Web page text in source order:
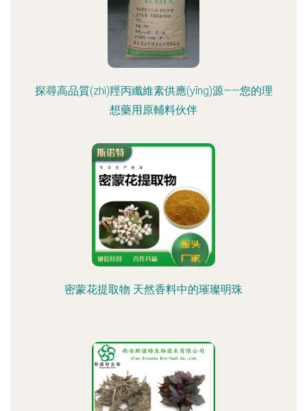
探尋高品質(zhì)羥丙纖維素供應(yīng)源——您的理
想藥用原輔料伙伴
密蒙花提取物 天然香料中的璀璨明珠